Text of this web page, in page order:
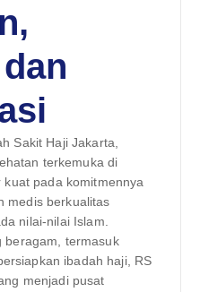
Sakit Haji Jakarta,
terkemuka di
pada komitmennya
medis berkualitas
nilai-nilai Islam.
beragam, termasuk
ibadah haji, RS
menjadi pusat